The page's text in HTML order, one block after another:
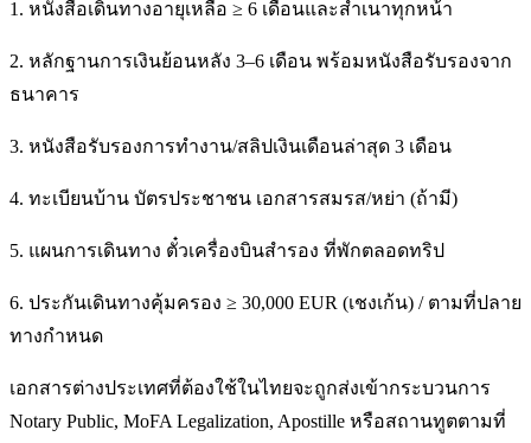
1. หนังสือเดินทางอายุเหลือ ≥ 6 เดือนและสำเนาทุกหน้า
2. หลักฐานการเงินย้อนหลัง 3–6 เดือน พร้อมหนังสือรับรองจาก
ธนาคาร
3. หนังสือรับรองการทำงาน/สลิปเงินเดือนล่าสุด 3 เดือน
4. ทะเบียนบ้าน บัตรประชาชน เอกสารสมรส/หย่า (ถ้ามี)
5. แผนการเดินทาง ตั๋วเครื่องบินสำรอง ที่พักตลอดทริป
6. ประกันเดินทางคุ้มครอง ≥ 30,000 EUR (เชงเก้น) / ตามที่ปลาย
ทางกำหนด
เอกสารต่างประเทศที่ต้องใช้ในไทยจะถูกส่งเข้ากระบวนการ
Notary Public, MoFA Legalization, Apostille หรือสถานทูตตามที่